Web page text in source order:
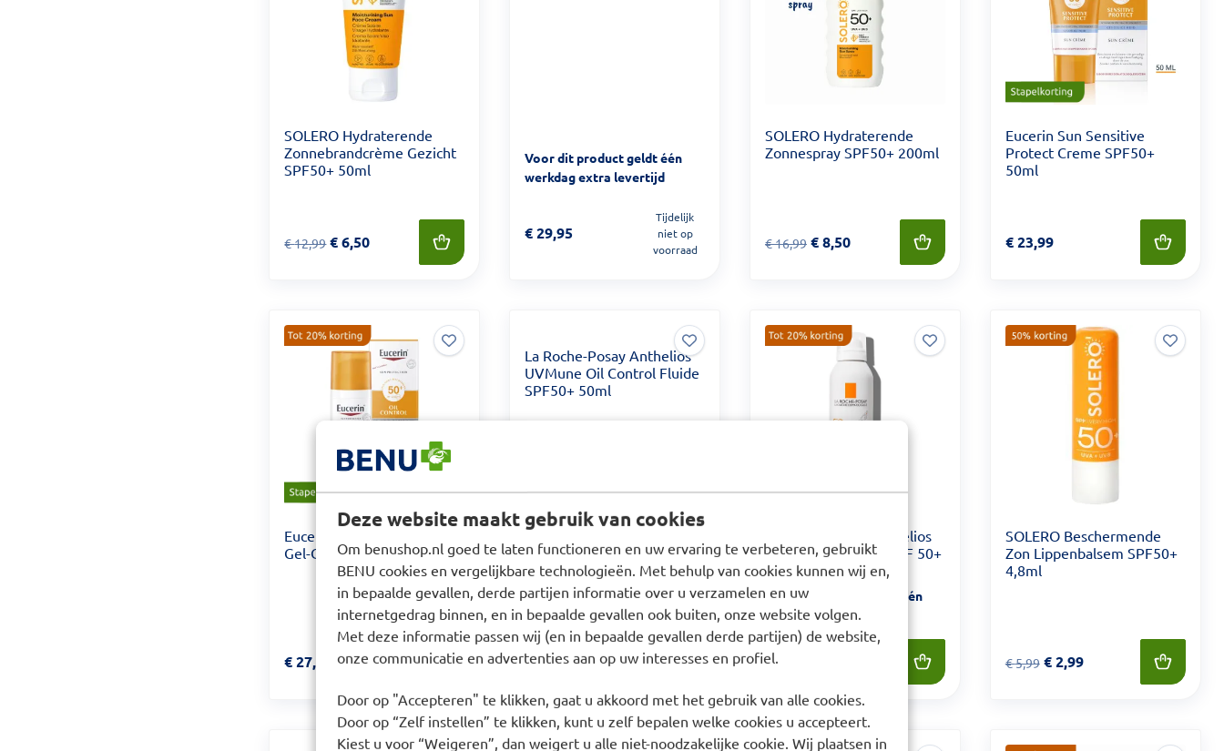
Deze website maakt gebruik van cookies
Om benushop.nl goed te laten functioneren en uw ervaring te verbeteren, gebruikt
BENU cookies en vergelijkbare technologieën. Met behulp van cookies kunnen wij en,
in bepaalde gevallen, derde partijen informatie over u verzamelen en uw
internetgedrag binnen, en in bepaalde gevallen ook buiten, onze website volgen.
Met deze informatie passen wij (en in bepaalde gevallen derde partijen) de website,
onze communicatie en advertenties aan op uw interesses en profiel.
Door op "Accepteren" te klikken, gaat u akkoord met het gebruik van alle cookies.
Door op “Zelf instellen” te klikken, kunt u zelf bepalen welke cookies u accepteert.
Kiest u voor “Weigeren”, dan weigert u alle niet-noodzakelijke cookie. Wij plaatsen in
SOLERO Hydraterende
Zonnebrandcrème Gezicht
SPF50+ 50ml
Van € 12,99 voor € 6,50
€12,99 €6,50
Voor dit product geldt één
werkdag extra levertijd
Prijs: € 29,95
€29,95
Tijdelijk
niet op
voorraad
SOLERO Hydraterende
Zonnespray SPF50+ 200ml
Van € 16,99 voor € 8,50
€16,99 €8,50
Eucerin Sun Sensitive
Protect Creme SPF50+
50ml
Prijs: € 23,99
€23,99
Eucerin Sun Oil Control
Gel-Creme SPF 50+ 50ml
Prijs: € 27,49
€27,49
La Roche-Posay Anthelios
UVMune Oil Control Fluide
SPF50+ 50ml
Voor dit product geldt één
werkdag extra levertijd
Prijs: € 24,49
€24,49
Tijdelijk
niet op
La Roche-Posay Anthelios
XL Ultralichte Mist SPF 50+
200ml
Voor dit product geldt één
werkdag extra levertijd
Prijs: € 29,49
€29,49
SOLERO Beschermende
Zon Lippenbalsem SPF50+
4,8ml
Van € 5,99 voor € 2,99
€5,99 €2,99